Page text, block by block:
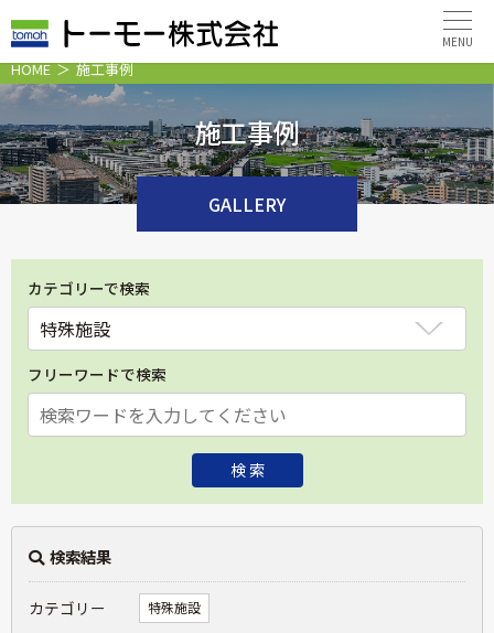
MENU
HOME 施工事例
施工事例
GALLERY
カテゴリーで検索
フリーワードで検索
検 索
検索結果
カテゴリー 特殊施設